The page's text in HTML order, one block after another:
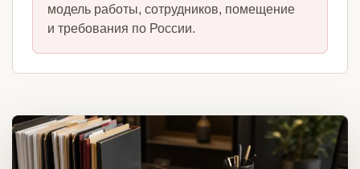
модель работы, сотрудников, помещение
и требования по России.